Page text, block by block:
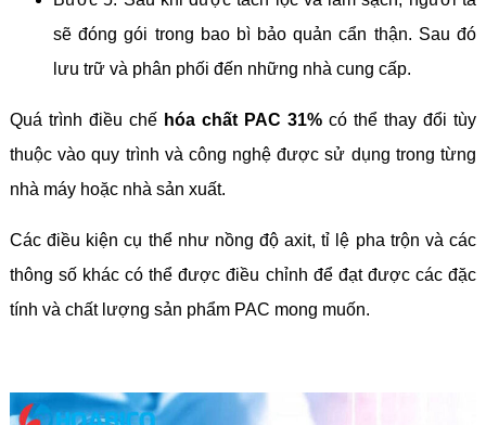
sẽ đóng gói trong bao bì bảo quản cẩn thận. Sau đó
lưu trữ và phân phối đến những nhà cung cấp.
Quá trình điều chế hóa chất PAC 31% có thể thay đổi tùy
thuộc vào quy trình và công nghệ được sử dụng trong từng
nhà máy hoặc nhà sản xuất.
Các điều kiện cụ thể như nồng độ axit, tỉ lệ pha trộn và các
thông số khác có thể được điều chỉnh để đạt được các đặc
tính và chất lượng sản phẩm PAC mong muốn.